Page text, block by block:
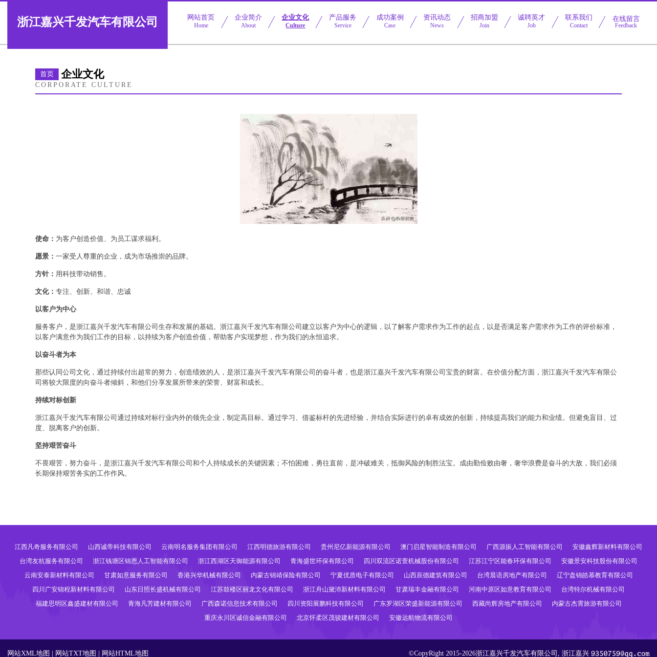
浙江嘉兴千发汽车有限公司 网站首页
Home
企业简介
About
企业文化
Culture
产品服务
Service
成功案例
Case
资讯动态
News
招商加盟
Join
诚聘英才
Job
联系我们
Contact
在线留言
Feedback
首页 企业文化
CORPORATE CULTURE
使命： 为客户创造价值、为员工谋求福利。
愿景： 一家受人尊重的企业，成为市场推崇的品牌。
方针： 用科技带动销售。
文化： 专注、创新、和谐、忠诚
以客户为中心
服务客户，是浙江嘉兴千发汽车有限公司生存和发展的基础。浙江嘉兴千发汽车有限公司建立以客户为中心的逻辑，以了解客户需求作为工作的起点，以是否满足客户需求作为工作的评价标准，
以客户满意作为我们工作的目标，以持续为客户创造价值，帮助客户实现梦想，作为我们的永恒追求。
以奋斗者为本
那些认同公司文化，通过持续付出超常的努力，创造绩效的人，是浙江嘉兴千发汽车有限公司的奋斗者，也是浙江嘉兴千发汽车有限公司宝贵的财富。在价值分配方面，浙江嘉兴千发汽车有限公
司将较大限度的向奋斗者倾斜，和他们分享发展所带来的荣誉、财富和成长。
持续对标创新
浙江嘉兴千发汽车有限公司通过持续对标行业内外的领先企业，制定高目标。通过学习、借鉴标杆的先进经验，并结合实际进行的卓有成效的创新，持续提高我们的能力和业绩。但避免盲目、过
度、脱离客户的创新。
坚持艰苦奋斗
不畏艰苦，努力奋斗，是浙江嘉兴千发汽车有限公司和个人持续成长的关键因素；不怕困难，勇往直前，是冲破难关，抵御风险的制胜法宝。成由勤俭败由奢，奢华浪费是奋斗的大敌，我们必须
长期保持艰苦务实的工作作风。
江西凡奇服务有限公司 山西诚帝科技有限公司 云南明名服务集团有限公司 江西明德旅游有限公司 贵州尼亿新能源有限公司 澳门启星智能制造有限公司 广西源振人工智能有限公司
安徽鑫辉新材料有限公司
台湾友杭服务有限公司
浙江钱塘区锦恩人工智能有限公司 浙江西湖区天御能源有限公司 青海盛世环保有限公司 四川双流区诺萱机械股份有限公司 江苏江宁区能春环保有限公司
安徽景安科技股份有限公司
云南安泰新材料有限公司
甘肃如意服务有限公司 香港兴华机械有限公司 内蒙古锦靖保险有限公司 宁夏优质电子有限公司 山西辰德建筑有限公司 台湾晨语房地产有限公司
辽宁盘锦皓慕教育有限公司
四川广安锦程新材料有限公司
山东日照长盛机械有限公司 江苏鼓楼区丽龙文化有限公司 浙江舟山黛沛新材料有限公司 甘肃瑞丰金融有限公司 河南中原区如意教育有限公司
台湾特尔机械有限公司
福建思明区鑫盛建材有限公司
青海凡芳建材有限公司 广西森诺信息技术有限公司 四川资阳展鹏科技有限公司 广东罗湖区荣盛新能源有限公司 西藏尚辉房地产有限公司
内蒙古杰霄旅游有限公司
重庆永川区诚信金融有限公司
北京怀柔区茂骏建材有限公司 安徽远航物流有限公司
网站XML地图 网站TXT地图 网站HTML地图 ©CopyRight 2015-2026浙江嘉兴千发汽车有限公司, 浙江嘉兴